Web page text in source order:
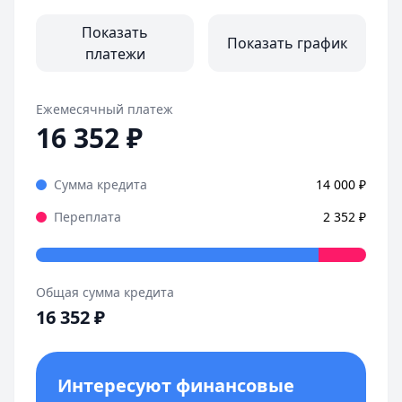
Показать
платежи
Показать график
Ежемесячный платеж
16 352₽
Сумма кредита 14 000 ₽
Переплата
2 352 ₽
Общая сумма кредита
16 352₽
Интересуют финансовые